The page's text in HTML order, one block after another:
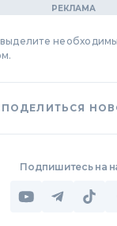
ПОДЕЛИТЬСЯ
Подпишитесь на